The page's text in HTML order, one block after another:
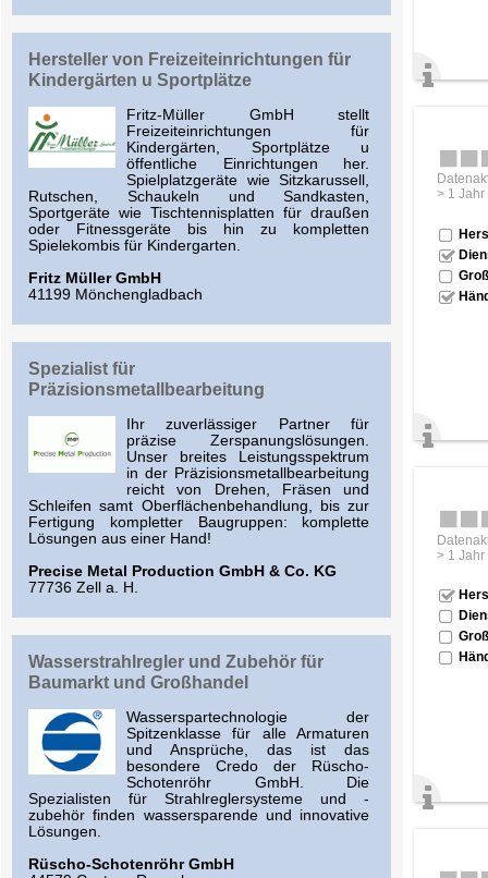
Hersteller von Freizeiteinrichtungen für
Kindergärten u Sportplätze
Fritz-Müller GmbH stellt
Freizeiteinrichtungen für
Kindergärten, Sportplätze u
öffentliche Einrichtungen her.
Spielplatzgeräte wie Sitzkarussell,
Rutschen, Schaukeln und Sandkasten,
Sportgeräte wie Tischtennisplatten für draußen
oder Fitnessgeräte bis hin zu kompletten
Spielekombis für Kindergarten.
Fritz Müller GmbH
41199 Mönchengladbach
Spezialist für
Präzisionsmetallbearbeitung
Ihr zuverlässiger Partner für
präzise Zerspanungslösungen.
Unser breites Leistungsspektrum
in der Präzisionsmetallbearbeitung
reicht von Drehen, Fräsen und
Schleifen samt Oberflächenbehandlung, bis zur
Fertigung kompletter Baugruppen: komplette
Lösungen aus einer Hand!
Precise Metal Production GmbH & Co. KG
77736 Zell a. H.
Wasserstrahlregler und Zubehör für
Baumarkt und Großhandel
Wasserspartechnologie der
Spitzenklasse für alle Armaturen
und Ansprüche, das ist das
besondere Credo der Rüscho-
Schotenröhr GmbH. Die
Spezialisten für Strahlreglersysteme und -
zubehör finden wassersparende und innovative
Lösungen.
Rüscho-Schotenröhr GmbH
> 1 Jahr
> 1 Jahr